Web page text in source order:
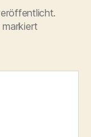
markiert